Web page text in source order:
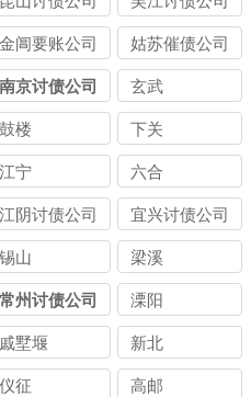
金阊要账公司 姑苏催债公司
南京讨债公司 玄武
鼓楼 下关
江宁 六合
江阴讨债公司 宜兴讨债公司
锡山 梁溪
常州讨债公司 溧阳
戚墅堰 新北
仪征 高邮